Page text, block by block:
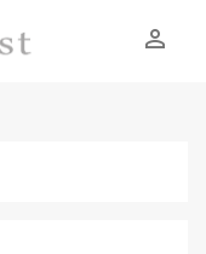
person_outline